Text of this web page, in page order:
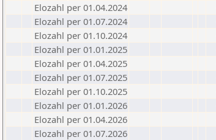
Elozahl per 01.04.2024
Elozahl per 01.07.2024
Elozahl per 01.10.2024
Elozahl per 01.01.2025
Elozahl per 01.04.2025
Elozahl per 01.07.2025
Elozahl per 01.10.2025
Elozahl per 01.01.2026
Elozahl per 01.04.2026
Elozahl per 01.07.2026